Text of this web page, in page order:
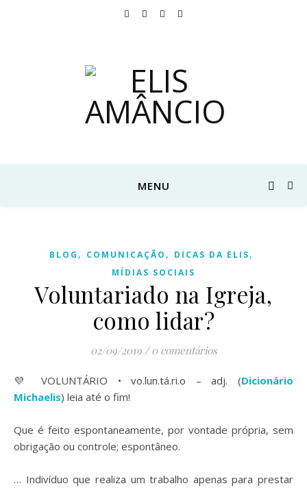
MENU
BLOG , COMUNICAÇÃO , DICAS DA ELIS,
MÍDIAS SOCIAIS
Voluntariado na Igreja,
como lidar?
02/09/2019 / 0 comentários
💜 VOLUNTÁRIO • vo.lun.tá.ri.o – adj. (Dicionário
Michaelis) leia até o fim!
Que é feito espontaneamente, por vontade própria, sem
obrigação ou controle; espontâneo.
… Indivíduo que realiza um trabalho apenas para prestar